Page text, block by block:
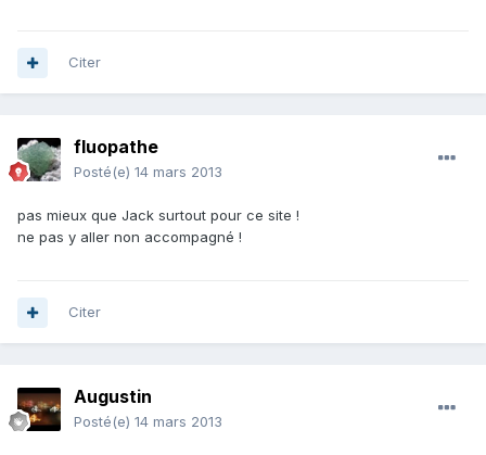
Citer
fluopathe
Posté(e) 14 mars 2013
pas mieux que Jack surtout pour ce site !
ne pas y aller non accompagné !
Citer
Augustin
Posté(e) 14 mars 2013